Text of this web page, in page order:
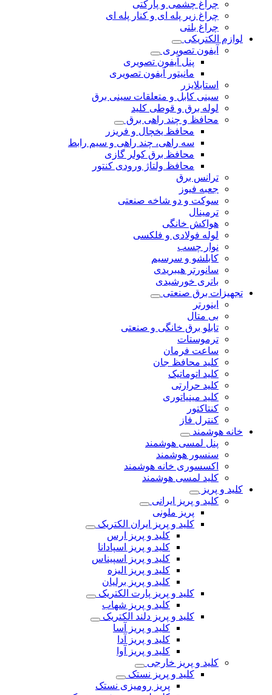
چراغ چشمی و پارکتی
چراغ‌ زیر‌ پله‌ ای و کنار‌ پله‌ ای
چراغ بلتی
لوازم الکتریکی
آیفون تصویری
پنل آیفون تصویری
مانیتور آیفون تصویری
استابلایزر
سینی کابل و متعلقات سینی برق
لوله برق و قوطی کلید
محافظ و چند راهی برق
محافظ یخچال و فریزر
سه راهی، چند راهی و سیم رابط
محافظ برق کولر گازی
محافظ ولتاژ ورودی کنتور
ترانس برق
جعبه فیوز
سوکت و دو شاخه صنعتی
ترمینال
هواکش خانگی
لوله فولادی و فلکسی
نوار چسب
کابلشو و سرسیم
سانورتر هیبریدی
باتری خورشیدی
تجهیزات برق صنعتی
اینورتر
بی متال
تابلو برق خانگی و صنعتی
ترموستات
ساعت فرمان
کلید محافظ جان
کلید اتوماتیک
کلید حرارتی
کلید مینیاتوری
کنتاکتور
کنترل فاز
خانه هوشمند
پنل لمسی هوشمند
سنسور هوشمند
اکسسوری خانه هوشمند
کلید لمسی هوشمند
کلید و پریز
کلید و پریز ایرانی
پریز ملونی
کلید و پریز ایران الکتریک
کلید و پریز ارس
کلید و پریز اسپادانا
کلید و پریز اسپیناس
کلید و پریز الیزه
کلید و پریز برلیان
کلید و پریز پارت الکتریک
کلید و پریز شهاب
کلید و پریز دلند الکتریک
کلید و پریز آسا
کلید و پریز آدا
کلید و پریز آوا
کلید و پریز خارجی
کلید و پریز نستک
پریز رومیزی نستک